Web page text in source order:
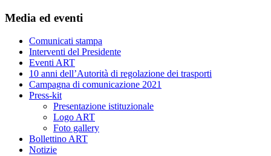
Media ed eventi
Comunicati stampa
Interventi del Presidente
Eventi ART
10 anni dell’Autorità di regolazione dei trasporti
Campagna di comunicazione 2021
Press-kit
Presentazione istituzionale
Logo ART
Foto gallery
Bollettino ART
Notizie